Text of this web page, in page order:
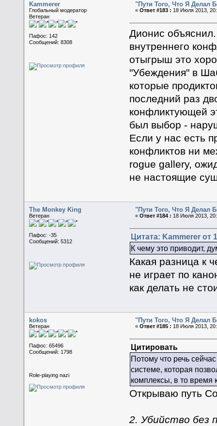
Kammerer
Глобальный модератор
Ветеран
Пафос: 142
Сообщений: 8308
"Пути Того, Что Я
«Ответ #183 : 18 Июля 2013,
Дионис
внутреннего
отыгрыш это
"Убеждения" в
которые
последний раз
конфликтующей
был выбор -
Если у нас есть
конфликтов ни
rogue gallery,
не настоящие
The Monkey King
Ветеран
Пафос: -35
Сообщений: 5312
"Пути Того, Что Я
«Ответ #184 : 18 Июля 2013,
Цитата: Kammerer от
К чему это приводит,
Какая разница к
не играет по
как делать не
kokos
Ветеран
Пафос: 65496
Сообщений: 1798
Role-playing nazi
"Пути Того, Что Я
«Ответ #185 : 18 Июля 2013,
Цитировать
Потому что речь
системе, которая
комплексы, в то время
Открываю путь
2. Убийство без